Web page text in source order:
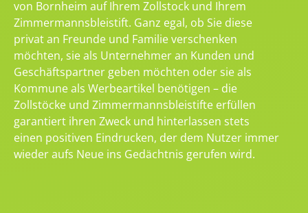
von Bornheim auf Ihrem Zollstock und Ihrem
Zimmermannsbleistift. Ganz egal, ob Sie diese
privat an Freunde und Familie verschenken
möchten, sie als Unternehmer an Kunden und
Geschäftspartner geben möchten oder sie als
Kommune als Werbeartikel benötigen – die
Zollstöcke und Zimmermannsbleistifte erfüllen
garantiert ihren Zweck und hinterlassen stets
einen positiven Eindrucken, der dem Nutzer immer
wieder aufs Neue ins Gedächtnis gerufen wird.